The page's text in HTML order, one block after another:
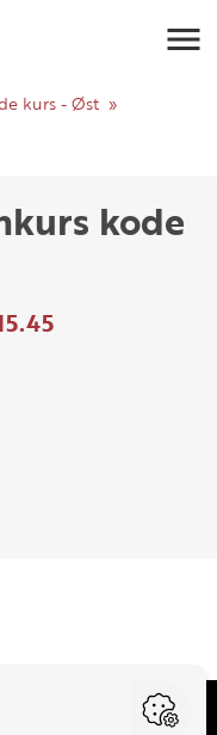
kurs - Øst
kode